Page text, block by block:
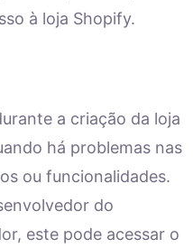
à loja Shopify.
a criação da loja
há problemas nas
ou funcionalidades.
do
este pode acessar o